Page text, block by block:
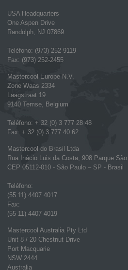
USA Headquarters
One Aspen Drive
Randolph, NJ 07869
Teléfono: (973) 252-9119
Fax: (973) 252-2455
Mastercool Europe N.V.
Zone Waas 2334
Laagstraat 19
9140 Temse, Belgium
Teléfono: + 32 (0) 3 777 28 48
Fax: + 32 (0) 3 777 40 62
Mastercool do Brasil Ltda
Rua Inácio Luis da Costa, 908 Parque
CEP 05112-010 - São Paulo – SP - Brasil
Teléfono:
(55 11) 4407 4017
Fax:
(55 11) 4407 4019
Mastercool Australia Pty Ltd
Unit 8 / 20 Chestnut Drive
Port Macquarie
NSW 2444
Australia